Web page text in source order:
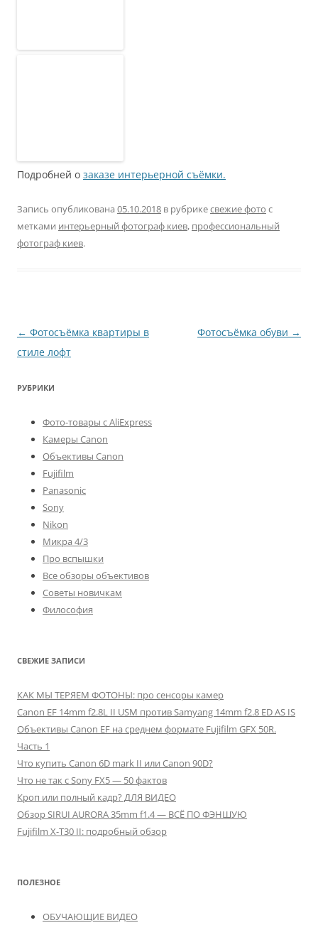
Подробней о заказе интерьерной съёмки.
Запись опубликована 05.10.2018 в рубрикесвежие фото с
метками интерьерный фотограф киев, профессиональный
фотограф киев.
Навигация
по
← Фотосъёмка квартиры в
стиле лофт
Фотосъёмка обуви →
РУБРИКИ
Фото-товары с AliExpress
Камеры Canon
Объективы Canon
Fujifilm
Panasonic
Sony
Nikon
Микра 4/3
Про вспышки
Все обзоры объективов
Советы новичкам
Философия
СВЕЖИЕ ЗАПИСИ
КАК МЫ ТЕРЯЕМ ФОТОНЫ: про сенсоры камер
Canon EF 14mm f2.8L II USM против Samyang 14mm f2.8 ED AS IS
Объективы Canon EF на среднем формате Fujifilm GFX 50R.
Часть 1
Что купить Canon 6D mark II или Canon 90D?
Что не так с Sony FX5 — 50 фактов
Кроп или полный кадр? ДЛЯ ВИДЕО
Обзор SIRUI AURORA 35mm f1.4 — ВСЁ ПО ФЭНШУЮ
Fujifilm X-T30 II: подробный обзор
ПОЛЕЗНОЕ
ОБУЧАЮЩИЕ ВИДЕО